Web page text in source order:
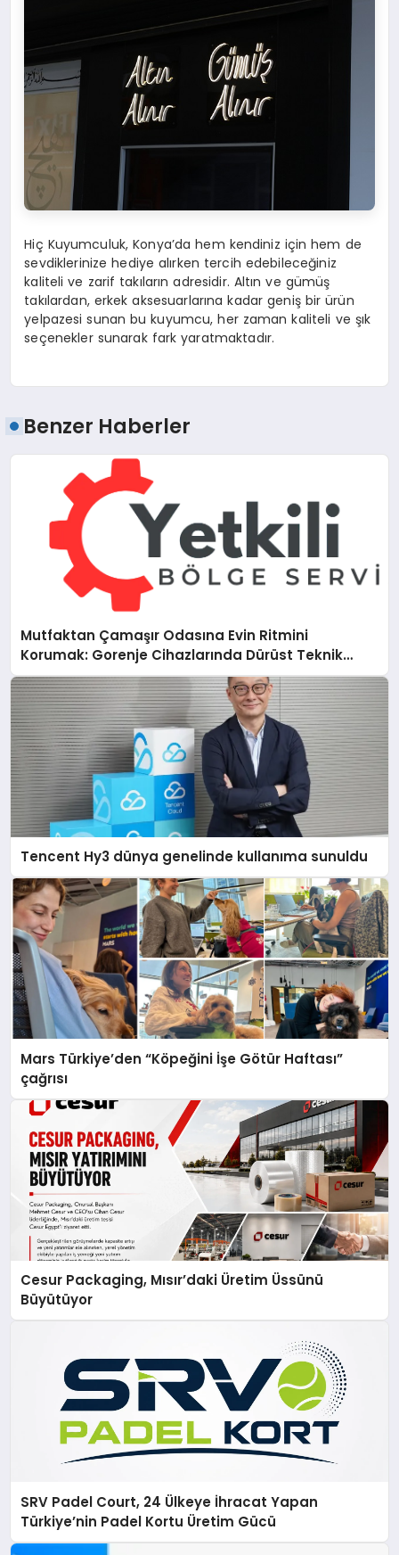
Hiç Kuyumculuk, Konya’da hem kendiniz için hem de
sevdiklerinize hediye alırken tercih edebileceğiniz
kaliteli ve zarif takıların adresidir. Altın ve gümüş
takılardan, erkek aksesuarlarına kadar geniş bir ürün
yelpazesi sunan bu kuyumcu, her zaman kaliteli ve şık
seçenekler sunarak fark yaratmaktadır.
Benzer Haberler
Mutfaktan Çamaşır Odasına Evin Ritmini
Korumak: Gorenje Cihazlarında Dürüst Teknik
Destek Deneyimi
Tencent Hy3 dünya genelinde kullanıma sunuldu
Mars Türkiye’den “Köpeğini İşe Götür Haftası”
çağrısı
Cesur Packaging, Mısır’daki Üretim Üssünü
Büyütüyor
SRV Padel Court, 24 Ülkeye İhracat Yapan
Türkiye’nin Padel Kortu Üretim Gücü